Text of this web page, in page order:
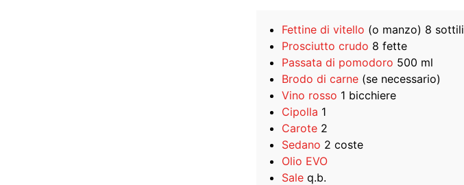
Fettine di vitello (o manzo) 8 sottili
Prosciutto crudo 8 fette
Passata di pomodoro 500 ml
Brodo di carne (se necessario)
Vino rosso 1 bicchiere
Cipolla 1
Carote 2
Sedano 2 coste
Olio EVO
Sale q.b.